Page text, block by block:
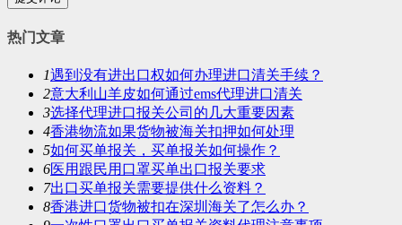
热门文章
1遇到没有进出口权如何办理进口清关手续？
2意大利山羊皮如何通过ems代理进口清关
3选择代理进口报关公司的几大重要因素
4香港物流如果货物被海关扣押如何处理
5如何买单报关，买单报关如何操作？
6医用跟民用口罩买单出口报关要求
7出口买单报关需要提供什么资料？
8香港进口货物被扣在深圳海关了怎么办？